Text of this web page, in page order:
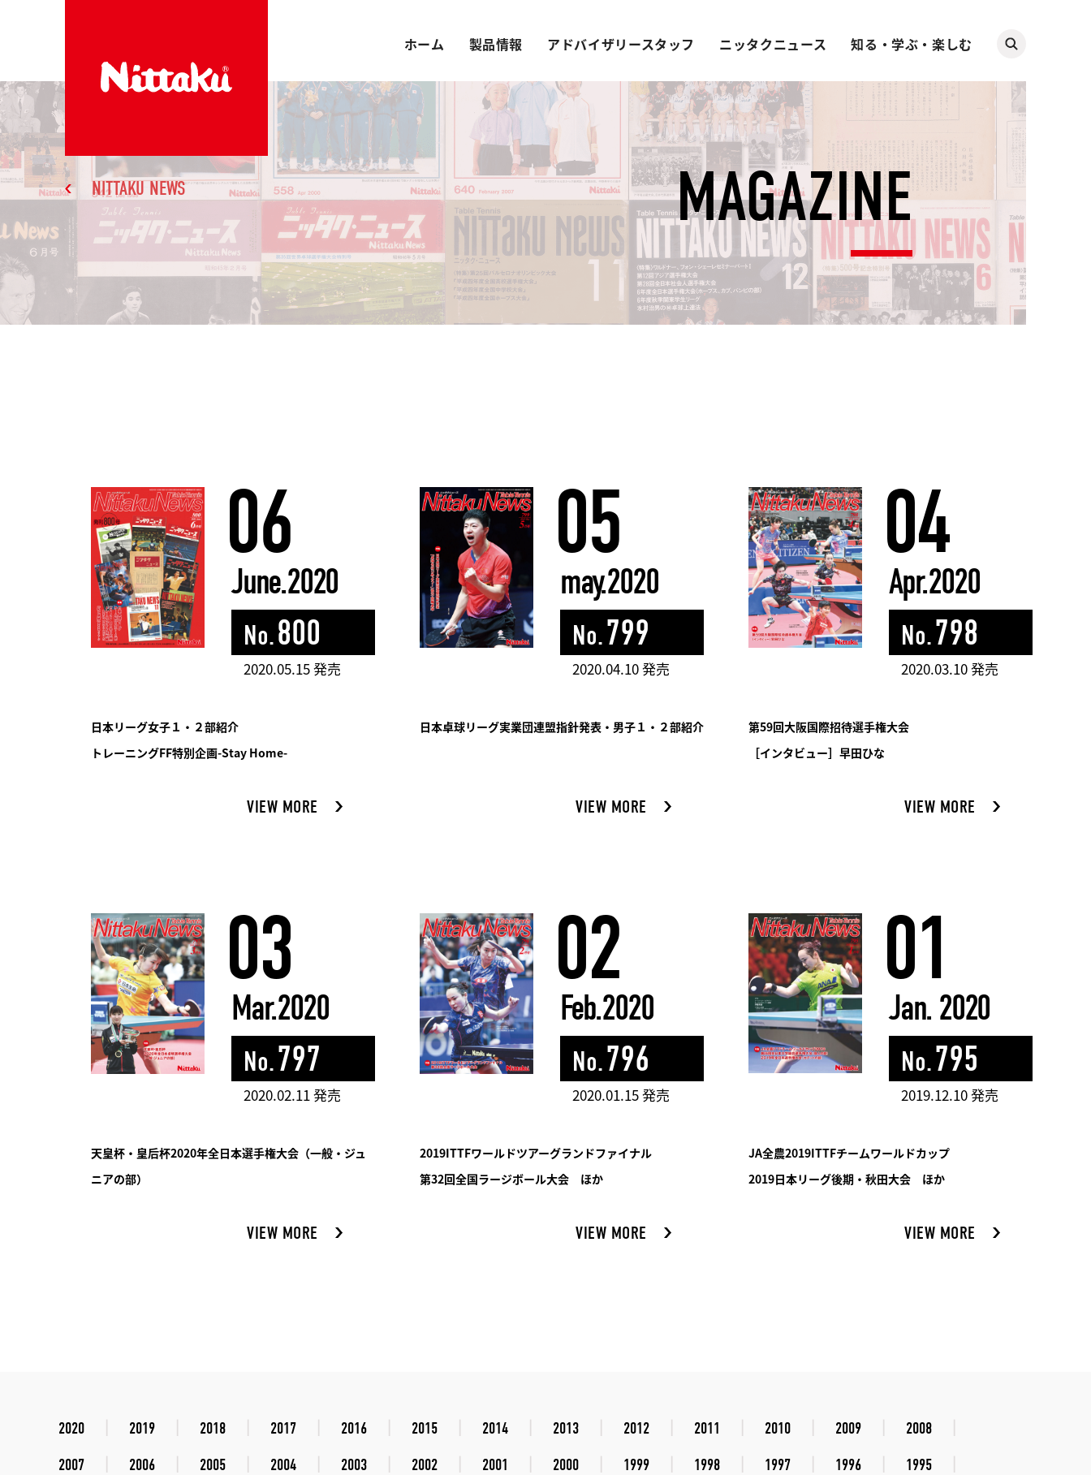
ホーム 製品情報 アドバイザリースタッフ ニッタクニュース 知る・学ぶ・楽しむ
MAGAZINE
NITTAKU NEWS
06
June.2020
No.800
2020.05.15 発売
日本リーグ女子１・２部紹介
トレーニングFF特別企画-Stay Home-
VIEW MORE
05
may.2020
No.799
2020.04.10 発売
日本卓球リーグ実業団連盟指針発表・男子１・２部紹介
VIEW MORE
04
Apr.2020
No.798
2020.03.10 発売
第59回大阪国際招待選手権大会
［インタビュー］早田ひな
VIEW MORE
03
Mar.2020
No.797
2020.02.11 発売
天皇杯・皇后杯2020年全日本選手権大会（一般・ジュ
ニアの部）
VIEW MORE
02
Feb.2020
No.796
2020.01.15 発売
2019ITTFワールドツアーグランドファイナル
第32回全国ラージボール大会 ほか
VIEW MORE
01
Jan. 2020
No.795
2019.12.10 発売
JA全農2019ITTFチームワールドカップ
2019日本リーグ後期・秋田大会 ほか
VIEW MORE
2020 2019 2018 2017 2016 2015 2014 2013 2012 2011 2010 2009
2008
2007
2006 2005 2004 2003 2002 2001 2000 1999 1998 1997 1996
1995